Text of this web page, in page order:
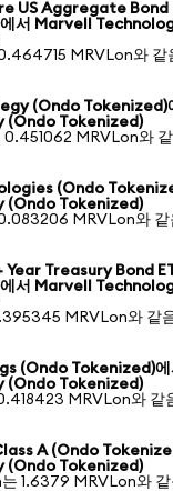
US Aggregate Bond
서 Marvell
MRVLon와 같
(Ondo Tokenized)
(Ondo Tokenized)
0.451062 MRVLon와
(Ondo
(Ondo Tokenized)
MRVLon와 같
Year Treasury Bond
서 Marvell
MRVLon와 같
(Ondo Tokenized)에
(Ondo Tokenized)
MRVLon와 같
A (Ondo
(Ondo Tokenized)
1.6379 MRVLon와 같